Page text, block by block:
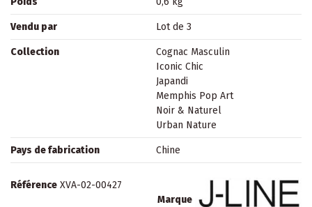
Vendu par Lot de 3
Collection
Cognac Masculin
Iconic Chic
Japandi
Memphis Pop Art
Noir & Naturel
Urban Nature
Pays de fabrication Chine
Marque
Référence XVA-02-00427